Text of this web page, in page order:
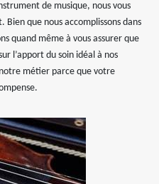
de musique, nous vous
que nous accomplissons dans
quand même à vous assurer que
l’apport du soin idéal à nos
métier parce que votre